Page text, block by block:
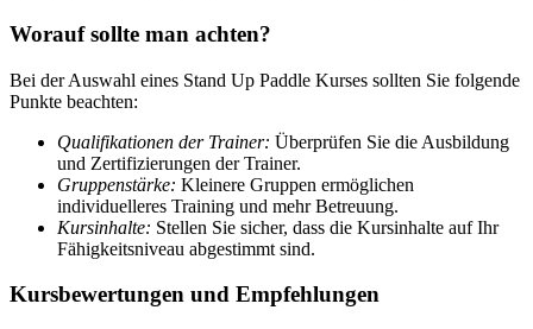
Worauf sollte man achten?
Bei der Auswahl eines Stand Up Paddle Kurses sollten Sie folgende
Punkte beachten:
Qualifikationen der Trainer: Überprüfen Sie die Ausbildung
und Zertifizierungen der Trainer.
Gruppenstärke: Kleinere Gruppen ermöglichen
individuelleres Training und mehr Betreuung.
Kursinhalte: Stellen Sie sicher, dass die Kursinhalte auf Ihr
Fähigkeitsniveau abgestimmt sind.
Kursbewertungen und Empfehlungen